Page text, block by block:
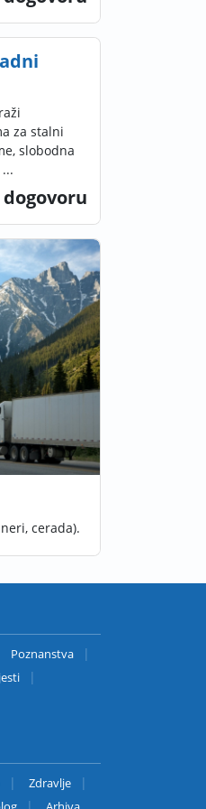
za stalni
slobodna
cerada).
Poznanstva
Zdravlje